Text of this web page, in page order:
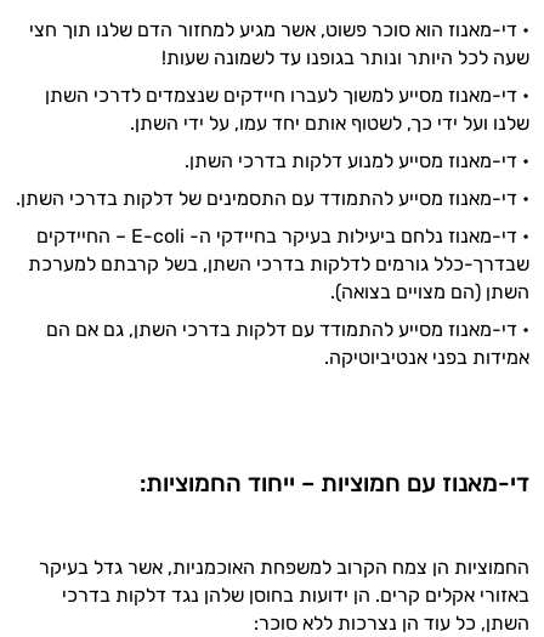
• די-מאנוז הוא סוכר פשוט, אשר מגיע למחזור הדם שלנו תוך חצי
שעה לכל היותר ונותר בגופנו עד לשמונה שעות!
• די-מאנוז מסייע למשוך לעברו חיידקים שנצמדים לדרכי השתן
שלנו ועל ידי כך, לשטוף אותם יחד עמו, על ידי השתן.
• די-מאנוז מסייע למנוע דלקות בדרכי השתן.
• די-מאנוז מסייע להתמודד עם התסמינים של דלקות בדרכי השתן.
• די-מאנוז נלחם ביעילות בעיקר בחיידקי ה- E-coli – החיידקים
שבדרך-כלל גורמים לדלקות בדרכי השתן, בשל קרבתם למערכת
השתן (הם מצויים בצואה).
• די-מאנוז מסייע להתמודד עם דלקות בדרכי השתן, גם אם הם
אמידות בפני אנטיביוטיקה.
די-מאנוז עם חמוציות – ייחוד החמוציות:
החמוציות הן צמח הקרוב למשפחת האוכמניות, אשר גדל בעיקר
באזורי אקלים קרים. הן ידועות בחוסן שלהן נגד דלקות בדרכי
השתן, כל עוד הן נצרכות ללא סוכר:
היי,
אני יועץ הבריאות האישי AI של טבע בריא.
התשובות שלי מבוססות על מאגרי מידע קליניים
וספרות מקצועית בתחומי הרפואה הטבעית
ותזונת הספורט.
התזונה ומוצרי הבריאות המדויקים למטרות
ולמצב הגופני שלך, ולהסביר לך אילו רכיבים
עובדים יחד כדי למקסם תוצאות גם בחיי היום
יום וגם בתחום הכושר והספורט.